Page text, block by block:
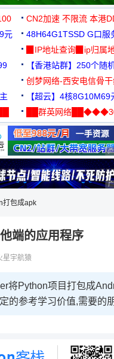
CN2加速 不限流 本港
元
48H64G1TSSD G口服
3000+可免费测试
▉IP地址查询▉ip归属
【香港站群】250个随
创梦网络-西安电信骨
88元/月
【超云】4核8G10M69
██群英网络
◆◆◆
，理性选择
，理性选择
打包成apk
端的应用程序
星宇航猿
将Python项目打包成
的参考学习价值,需要的